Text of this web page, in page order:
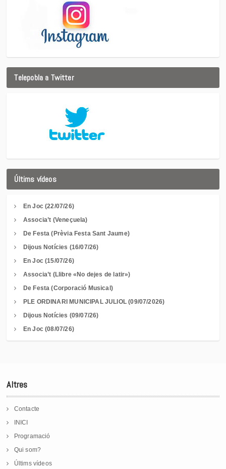
Telepobla a Twitter
Últims vídeos
En Joc (22/07/26)
Associa’t (Veneçuela)
De Festa (Prèvia Festa Sant Jaume)
Dijous Notícies (16/07/26)
En Joc (15/07/26)
Associa’t (Llibre «No dejes de latir»)
De Festa (Corporació Musical)
PLE ORDINARI MUNICIPAL JULIOL (09/07/2026)
Dijous Notícies (09/07/26)
En Joc (08/07/26)
Altres
Contacte
INICI
Programació
Qui som?
Últims vídeos